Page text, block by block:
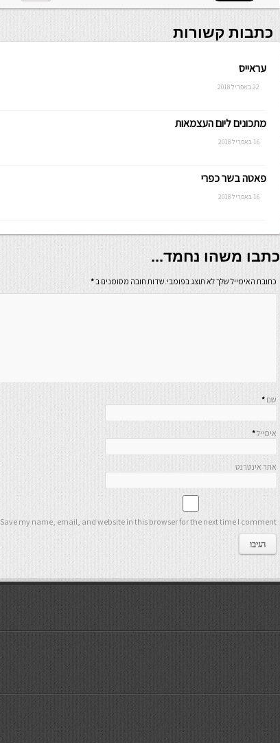
כתבות קשורות
עראייס
22 באפריל 2018
מתכונים ליום העצמאות
16 באפריל 2018
פאטה בשר כפרי
16 באפריל 2018
כתבו משהו נחמד...
כתובת האימייל שלך לא תוצג בפומבי.שדות חובה מסומנים ב*
שם *
אימייל*
אתר אינטרנט
Save my name, email, and website in this browser for the next time I comment.